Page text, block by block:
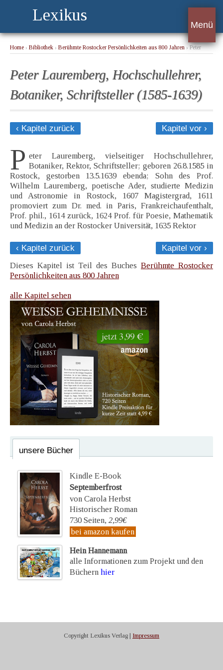
Lexikus
Menü
Home › Bibliothek › Berühmte Rostocker Persönlichkeiten aus 800 Jahren › Peter
Peter Lauremberg, Hochschullehrer,
Botaniker, Schriftsteller (1585-1639)
‹ Kapitel zurück Kapitel vor ›
P eter Lauremberg, vielseitiger Hochschullehrer,
Botaniker, Rektor, Schriftsteller; geboren 26.8.1585 in
Rostock, gestorben 13.5.1639 ebenda; Sohn des Prof.
Wilhelm Lauremberg, poetische Ader, studierte Medizin
und Astronomie in Rostock, 1607 Magistergrad, 1611
promoviert zum Dr. med. in Paris, Frankreichaufenthalt,
Prof. phil., 1614 zurück, 1624 Prof. für Poesie, Mathematik
und Medizin an der Rostocker Universität, 1635 Rektor
‹ Kapitel zurück
Kapitel vor ›
Dieses Kapitel ist Teil des Buches Berühmte Rostocker
Persönlichkeiten aus 800 Jahren
alle Kapitel sehen
unsere Bücher
Kindle E-Book
Septemberfrost
von Carola Herbst
Historischer Roman
730 Seiten, 2,99€
bei amazon kaufen
Hein Hannemann
alle Informationen zum Projekt und den
Büchern hier
Copyright Lexikus Verlag | Impressum